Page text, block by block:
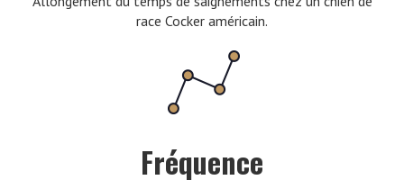
race Cocker américain.
Fréquence